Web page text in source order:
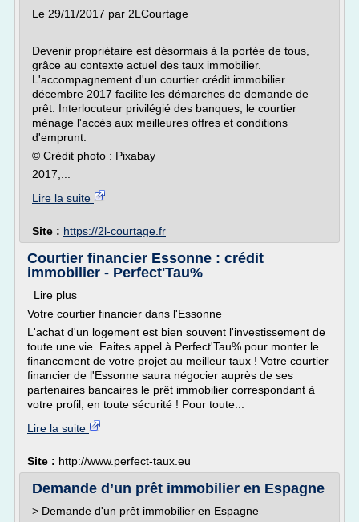
Le 29/11/2017 par 2LCourtage
Devenir propriétaire est désormais à la portée de tous,
grâce au contexte actuel des taux immobilier.
L'accompagnement d'un courtier crédit immobilier
décembre 2017 facilite les démarches de demande de
prêt. Interlocuteur privilégié des banques, le courtier
ménage l'accès aux meilleures offres et conditions
d'emprunt.
© Crédit photo : Pixabay
2017,...
Lire la suite
Site : https://2l-courtage.fr
Courtier financier Essonne : crédit
immobilier - Perfect'Tau%
Lire plus
Votre courtier financier dans l'Essonne
L'achat d'un logement est bien souvent l'investissement de
toute une vie. Faites appel à Perfect'Tau% pour monter le
financement de votre projet au meilleur taux ! Votre courtier
financier de l'Essonne saura négocier auprès de ses
partenaires bancaires le prêt immobilier correspondant à
votre profil, en toute sécurité ! Pour toute...
Lire la suite
Site : http://www.perfect-taux.eu
Demande d’un prêt immobilier en Espagne
> Demande d'un prêt immobilier en Espagne